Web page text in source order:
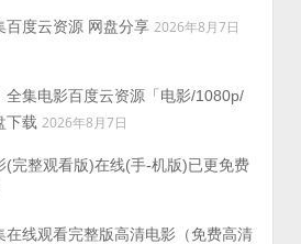
百度云资源 网盘分享 2026年8月7日
全集电影百度云资源「电影/1080p/
下载 2026年8月7日
(完整观看版)在线(手-机版)已更免费
在线观看完整版高清电影（免费高清